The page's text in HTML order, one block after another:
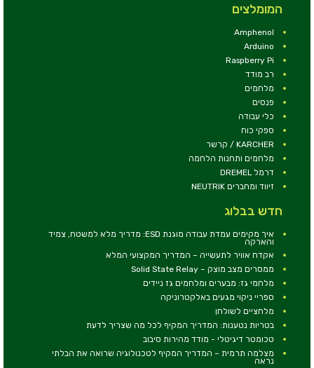
המומלצים
Amphenol
Arduino
Raspberry Pi
רב מודד
מלחמים
פנסים
כלי עבודה
ספקי כוח
KARCHER / קרשר
מלחמים ותחנות הלחמה
דרמל DREMEL
זיווד ומחברים NEUTRIK
חדש בבלוג
איך מקימים עמדת עבודה מוגנת ESD: מדריך מלא למשטח, צמיד
והארקה
אקדח אוויר לתעשייה – המדריך המקצועי המלא
ממסרים מצב מוצק – Solid State Relay
מלחמי גז: מבערים ומלחמים גז ניידים
ספריי ניקוי מגעים באלקטרוניקה
מלחציים לשולחן
בטריות נטענות: המדריך המקיף לכל מה שצריך לדעת
טכומטר דיגיטלי - מודד מהירות סיבוב
מצלמה תרמית – המדריך המקיף לטכנולוגיה שרואה את הבלתי
נראה